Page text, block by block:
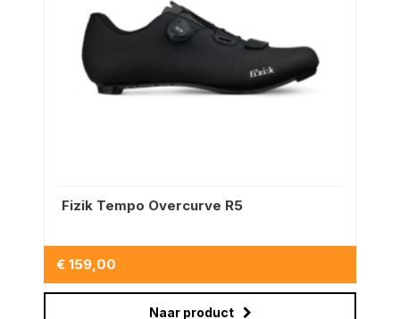
Fizik Tempo Overcurve R5
€ 159,00
Naar product